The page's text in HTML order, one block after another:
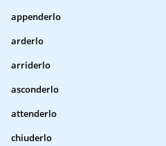
appenderlo
arderlo
arriderlo
asconderlo
attenderlo
chiuderlo